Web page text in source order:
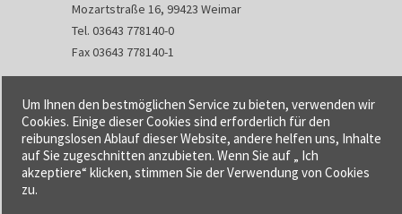
Mozartstraße 16, 99423 Weimar
Tel. 03643 778140-0
Fax 03643 778140-1
info@fdata.de
Kontakt
Impressum
Datenschutzerklärung
Urheberrecht und Haftung
Um Ihnen den bestmöglichen Service zu bieten, verwenden wir
Cookies. Einige dieser Cookies sind erforderlich für den
reibungslosen Ablauf dieser Website, andere helfen uns, Inhalte
auf Sie zugeschnitten anzubieten. Wenn Sie auf „ Ich
akzeptiere“ klicken, stimmen Sie der Verwendung von Cookies
zu.